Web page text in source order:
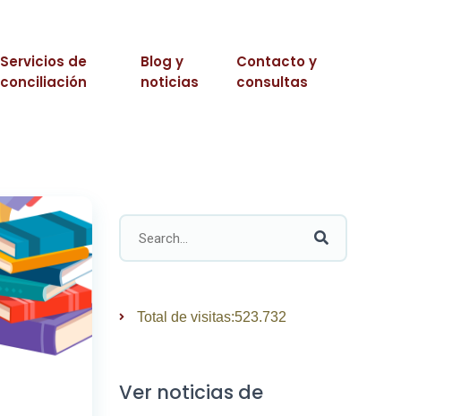
Servicios de
conciliación
Blog y
noticias
Contacto y
consultas
Total de visitas:523.732
Ver noticias de